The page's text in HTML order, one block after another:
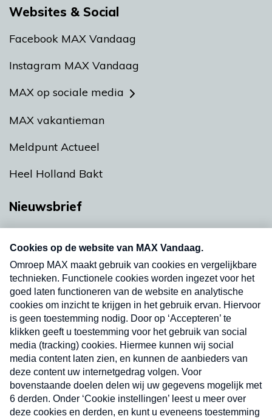
Websites & Social
Facebook MAX Vandaag
Instagram MAX Vandaag
MAX op sociale media
MAX vakantieman
Meldpunt Actueel
Heel Holland Bakt
Nieuwsbrief
nieuwsbrief. Elke vrijdag- en dinsdagochtend in
uw mailbox.
Verzend
Nieuwsbrief